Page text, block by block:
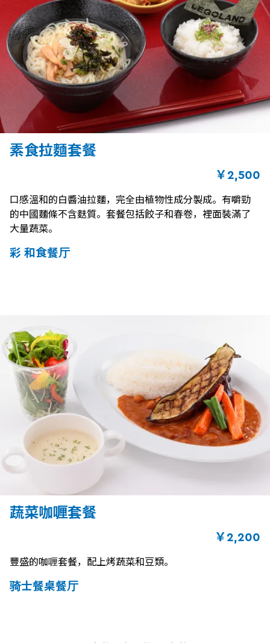
素食拉麵套餐
￥2,500
口感溫和的白醬油拉麵，完全由植物性成分製成。有嚼勁
的中國麵條不含麩質。套餐包括餃子和春卷，裡面裝滿了
大量蔬菜。
彩 和食餐厅
蔬菜咖喱套餐
￥2,200
豐盛的咖喱套餐，配上烤蔬菜和豆類。
骑士餐桌餐厅